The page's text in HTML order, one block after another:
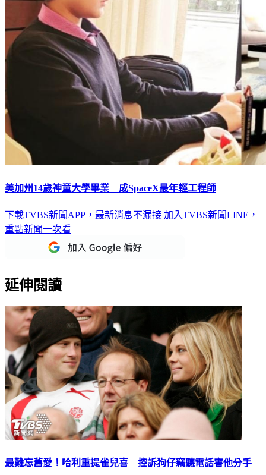
美加州14歲神童大學畢業 成SpaceX最年輕工程師
下載TVBS新聞APP，最新消息不漏接 加入TVBS新聞LINE，
重點新聞一次看
延伸閱讀
最難忘舊愛！哈利重提雀兒喜 控訴狗仔竊聽電話害他分手